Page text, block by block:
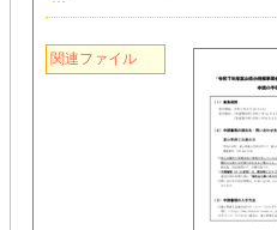
関連ファイル